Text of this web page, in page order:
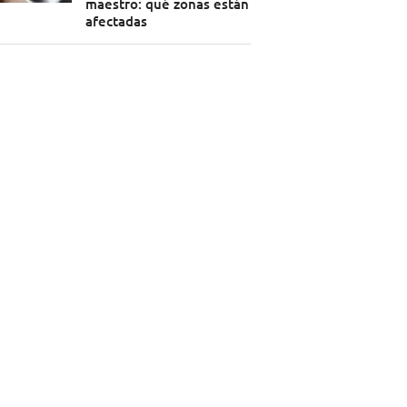
maestro: qué zonas están
afectadas